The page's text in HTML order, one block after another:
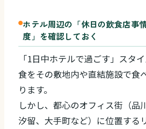
ホテル周辺の「休日の飲食店事
度」を確認しておく
「1日中ホテルで過ごす」スタ
食をその敷地内や直結施設で食
ります。
しかし、都心のオフィス街（品
汐留、大手町など）に位置する